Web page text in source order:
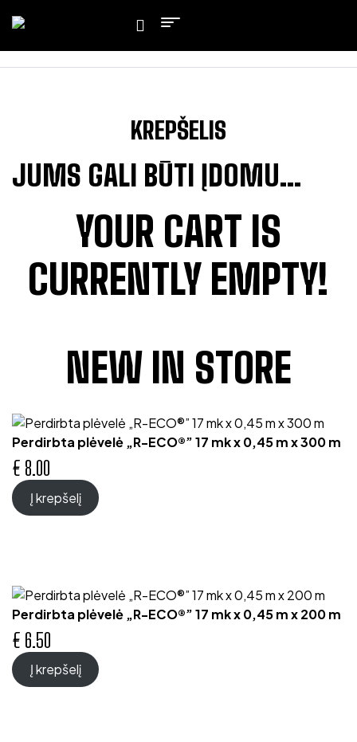
KREPŠELIS
JUMS GALI BŪTI ĮDOMU…
YOUR CART IS
CURRENTLY EMPTY!
NEW IN STORE
Perdirbta plėvelė „R-ECO®” 17 mk x 0,45 m x 300 m
€ 8.00
Į krepšelį
Perdirbta plėvelė „R-ECO®” 17 mk x 0,45 m x 200 m
€ 6.50
Į krepšelį